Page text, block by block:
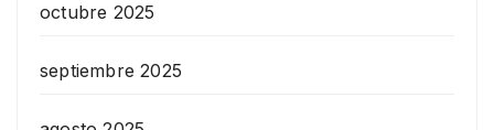
octubre 2025
septiembre 2025